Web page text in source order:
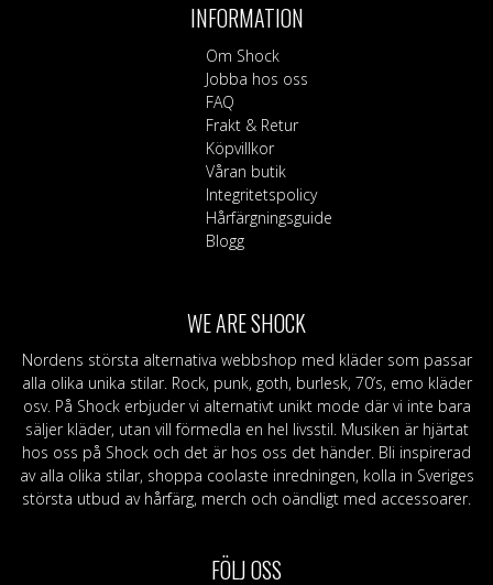
flera
varianter.
olika
alternativen
väljas
produktsidan
INFORMATION
Om Shock
Jobba hos oss
FAQ
Frakt & Retur
Köpvillkor
Våran butik
Integritetspolicy
Hårfärgningsguide
Blogg
WE ARE SHOCK
Nordens största alternativa webbshop med kläder som passar
alla olika unika stilar. Rock, punk, goth, burlesk, 70’s, emo kläder
osv. På Shock erbjuder vi alternativt unikt mode där vi inte bara
säljer kläder, utan vill förmedla en hel livsstil. Musiken är hjärtat
hos oss på Shock och det är hos oss det händer. Bli inspirerad
av alla olika stilar, shoppa coolaste inredningen, kolla in Sveriges
största utbud av hårfärg, merch och oändligt med accessoarer.
FÖLJ OSS